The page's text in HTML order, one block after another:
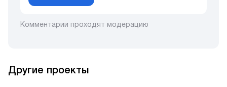
Комментарии проходят модерацию
Другие проекты